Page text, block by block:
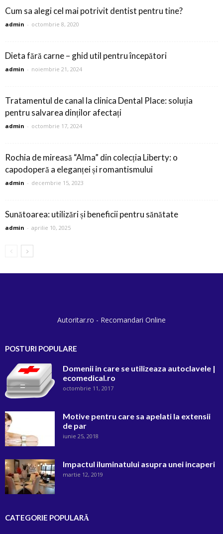
Cum sa alegi cel mai potrivit dentist pentru tine?
admin - octombrie 8, 2020
Dieta fără carne – ghid util pentru începători
admin - noiembrie 21, 2024
Tratamentul de canal la clinica Dental Place: soluția
pentru salvarea dinților afectați
admin - octombrie 17, 2024
Rochia de mireasă “Alma” din colecția Liberty: o
capodoperă a eleganței și romantismului
admin - decembrie 15, 2023
Sunătoarea: utilizări și beneficii pentru sănătate
admin - aprilie 10, 2025
Autoritar.ro - Recomandari Online
POSTURI POPULARE
Domenii in care se utilizeaza autoclavele |
ecomedical.ro
octombrie 11, 2017
Motive pentru care sa apelati la extensii
de par
iunie 25, 2018
Impactul iluminatului asupra unei incaperi
martie 12, 2019
CATEGORIE POPULARĂ